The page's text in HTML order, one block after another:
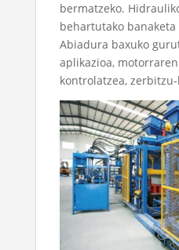
bermatzeko.
behartutako
Abiadura baxuko
aplikazioa,
kontrolatzea,